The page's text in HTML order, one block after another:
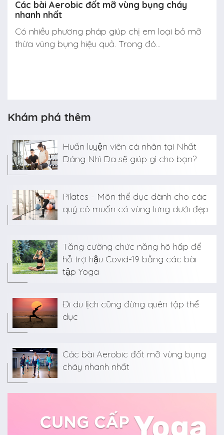
Các bài Aerobic đốt mỡ vùng bụng cháy
nhanh nhất
Có nhiều phương pháp giúp chị em loại bỏ mỡ
thừa vùng bụng hiệu quả. Trong đó...
Khám phá thêm
Huấn luyện viên cá nhân tại Nhất
Dáng Nhì Da sẽ giúp gì cho bạn?
Pilates - Môn thể dục dành cho các
quý cô muốn có vùng lưng dưới đẹp
Tăng cường chức năng hô hấp để
hỗ trợ hậu Covid-19 bằng các bài
tập Yoga
Đi du lịch cũng đừng quên tập thể
dục
Các bài Aerobic đốt mỡ vùng bụng
cháy nhanh nhất